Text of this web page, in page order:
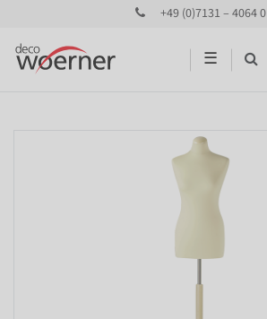
+49 (0)7131 – 4064 0
☰